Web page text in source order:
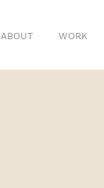
ABOUT WORK